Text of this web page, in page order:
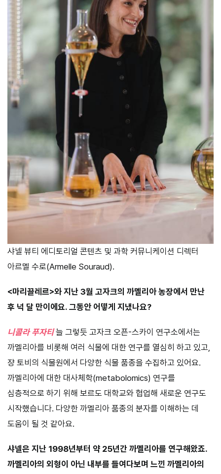
샤넬 뷰티 에디토리얼 콘텐츠 및 과학 커뮤니케이션 디렉터
아르멜 수로(Armelle Souraud).
<마리끌레르>와 지난 3월 고자크의 까멜리아 농장에서 만난
후 넉 달 만이에요. 그동안 어떻게 지냈나요?
니콜라 푸자티늘 그렇듯 고자크 오픈-스카이 연구소에서는
까멜리아를 비롯해 여러 식물에 대한 연구를 열심히 하고 있고,
쟝 토비의 식물원에서 다양한 식물 품종을 수집하고 있어요.
까멜리아에 대한 대사체학(metabolomics) 연구를
심층적으로 하기 위해 보르도 대학교와 협업해 새로운 연구도
시작했습니다. 다양한 까멜리아 품종의 분자를 이해하는 데
도움이 될 것 같아요.
샤넬은 지난 1998년부터 약 25년간 까멜리아를 연구해왔죠.
까멜리아의 외형이 아닌 내부를 들여다보며 느낀 까멜리아의